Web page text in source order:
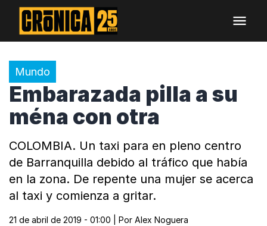
Mundo
Embarazada pilla a su
ména con otra
COLOMBIA. Un taxi para en pleno centro
de Barranquilla debido al tráfico que había
en la zona. De repente una mujer se acerca
al taxi y comienza a gritar.
21 de abril de 2019 - 01:00 | Por Alex Noguera